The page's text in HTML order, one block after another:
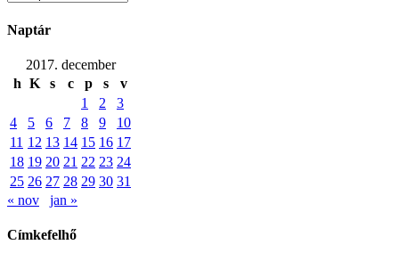
Naptár
2017. december
h K s c p s
v
1
2
3
4
5 6 7 8 9
10
11 12 13 14 15 16 17
18 19 20 21 22 23 24
25 26 27 28 29 30 31
« nov
jan »
Címkefelhő